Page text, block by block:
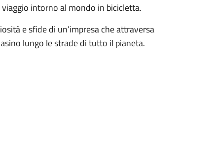
intorno al mondo in bicicletta.
e sfide di un’impresa che attraversa
lungo le strade di tutto il pianeta.